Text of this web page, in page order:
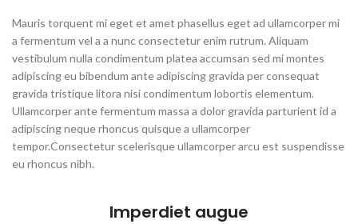
Mauris torquent mi eget et amet phasellus eget ad ullamcorper mi
a fermentum vel a a nunc consectetur enim rutrum. Aliquam
vestibulum nulla condimentum platea accumsan sed mi montes
adipiscing eu bibendum ante adipiscing gravida per consequat
gravida tristique litora nisi condimentum lobortis elementum.
Ullamcorper ante fermentum massa a dolor gravida parturient id a
adipiscing neque rhoncus quisque a ullamcorper
tempor.Consectetur scelerisque ullamcorper arcu est suspendisse
eu rhoncus nibh.
Imperdiet augue